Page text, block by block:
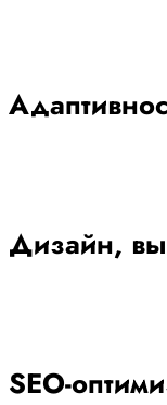
Дизайн,
SEO-